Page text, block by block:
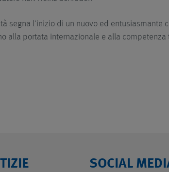
segna l'inizio di un nuovo ed entusiasmante
alla portata internazionale e alla competenza
SOCIAL